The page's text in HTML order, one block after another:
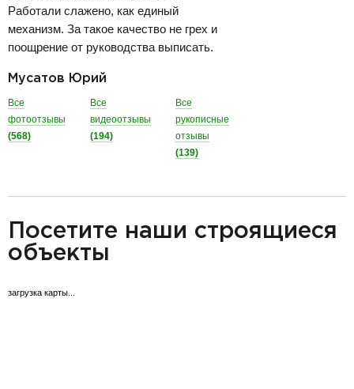
Работали слажено, как единый
механизм. За такое качество не грех и
поощрение от руководства выписать.
Мусатов Юрий
Все
фотоотзывы
(568)
Все
видеоотзывы
(194)
Все
рукописные
отзывы
(139)
Посетите наши строящиеся
объекты
загрузка карты...